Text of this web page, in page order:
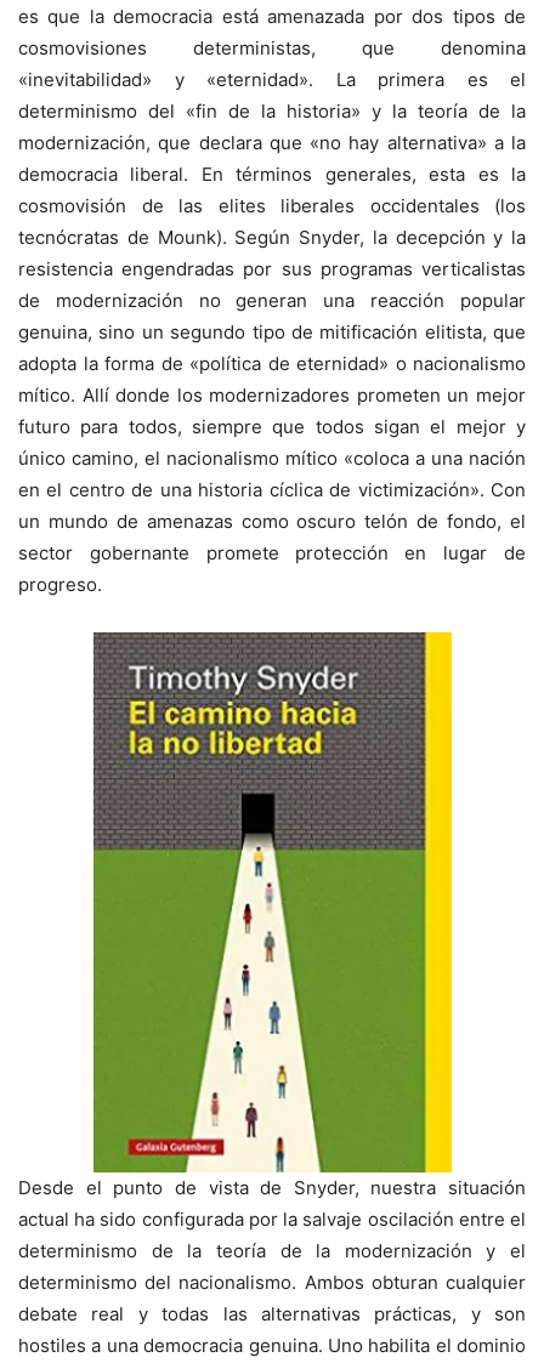
es que la democracia está amenazada por dos tipos de
cosmovisiones deterministas, que denomina
«inevitabilidad» y «eternidad». La primera es el
determinismo del «fin de la historia» y la teoría de la
modernización, que declara que «no hay alternativa» a la
democracia liberal. En términos generales, esta es la
cosmovisión de las elites liberales occidentales (los
tecnócratas de Mounk). Según Snyder, la decepción y la
resistencia engendradas por sus programas verticalistas
de modernización no generan una reacción popular
genuina, sino un segundo tipo de mitificación elitista, que
adopta la forma de «política de eternidad» o nacionalismo
mítico. Allí donde los modernizadores prometen un mejor
futuro para todos, siempre que todos sigan el mejor y
único camino, el nacionalismo mítico «coloca a una nación
en el centro de una historia cíclica de victimización». Con
un mundo de amenazas como oscuro telón de fondo, el
sector gobernante promete protección en lugar de
progreso.
Desde el punto de vista de Snyder, nuestra situación
actual ha sido configurada por la salvaje oscilación entre el
determinismo de la teoría de la modernización y el
determinismo del nacionalismo. Ambos obturan cualquier
debate real y todas las alternativas prácticas, y son
hostiles a una democracia genuina. Uno habilita el dominio